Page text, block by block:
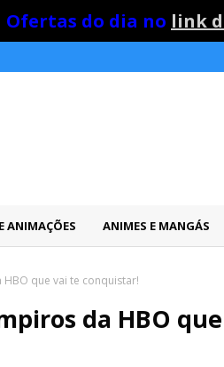
Ofertas do dia no link
ANIMAÇÕES ANIMES E MANGÁS
que vai te conquistar!
da HBO